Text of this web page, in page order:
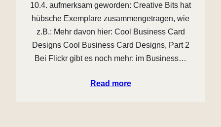
10.4. aufmerksam geworden: Creative Bits hat
hübsche Exemplare zusammengetragen, wie
z.B.: Mehr davon hier: Cool Business Card
Designs Cool Business Card Designs, Part 2
Bei Flickr gibt es noch mehr: im Business…
Read more